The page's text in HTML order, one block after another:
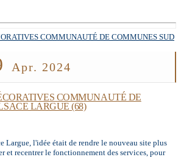
Apr. 2024
COMMUNAUTÉ DE
LARGUE (68)
Largue, l'idée était de rendre le nouveau site plus
recentrer le fonctionnement des services, pour